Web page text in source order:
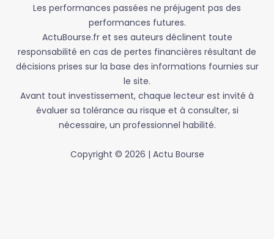
Les performances passées ne préjugent pas des
performances futures.
ActuBourse.fr et ses auteurs déclinent toute
responsabilité en cas de pertes financières résultant de
décisions prises sur la base des informations fournies sur
le site.
Avant tout investissement, chaque lecteur est invité à
évaluer sa tolérance au risque et à consulter, si
nécessaire, un professionnel habilité.
Copyright © 2026 | Actu Bourse